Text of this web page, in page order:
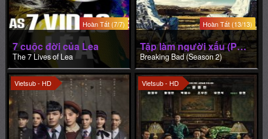
Hoàn Tất (7/7)
7 cuộc đời của Lea
The 7 Lives of Lea
Hoàn Tất (13/13)
Tập làm người xấu (Phần 2)
Breaking Bad (Season 2)
Vietsub - HD Vietsub - HD